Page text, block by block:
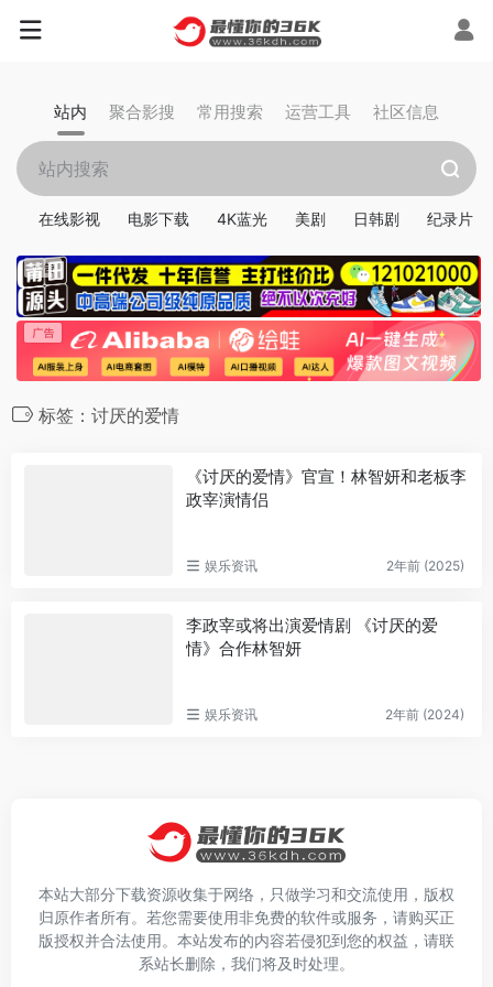
站内 聚合影搜 常用搜索 运营工具 社区信息
在线影视 电影下载 4K蓝光 美剧 日韩剧 纪录片
标签：讨厌的爱情
《讨厌的爱情》官宣！林智妍和老板李
政宰演情侣
娱乐资讯 2年前 (2025)
李政宰或将出演爱情剧 《讨厌的爱
情》合作林智妍
娱乐资讯 2年前 (2024)
本站大部分下载资源收集于网络，只做学习和交流使用，版权
归原作者所有。若您需要使用非免费的软件或服务，请购买正
版授权并合法使用。本站发布的内容若侵犯到您的权益，请联
系站长删除，我们将及时处理。